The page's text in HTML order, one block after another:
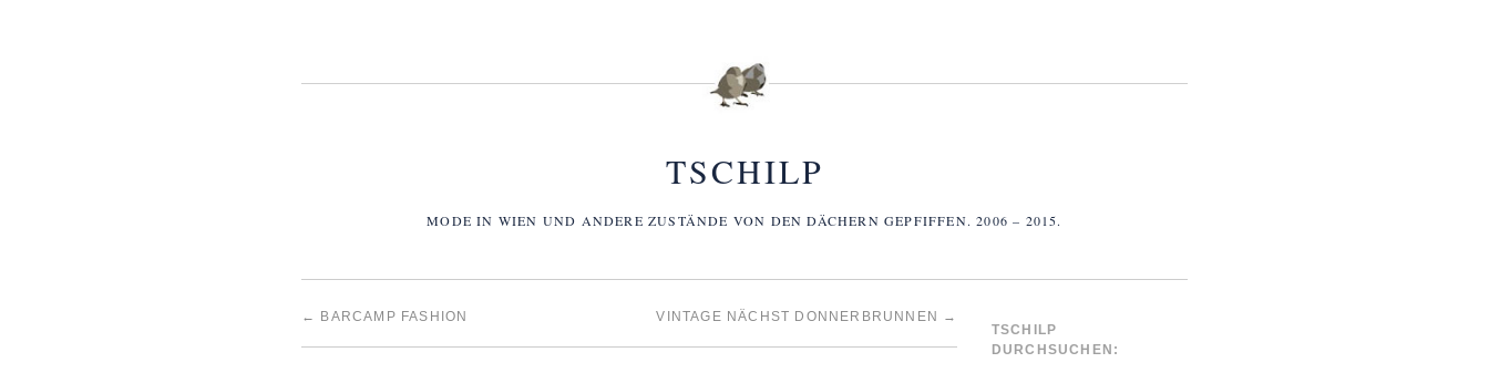
TSCHILP
MODE IN WIEN UND ANDERE ZUSTÄNDE VON DEN DÄCHERN GEPFIFFEN. 2006 – 2015.
← BARCAMP FASHION VINTAGE NÄCHST DONNERBRUNNEN →
TSCHILP
DURCHSUCHEN: